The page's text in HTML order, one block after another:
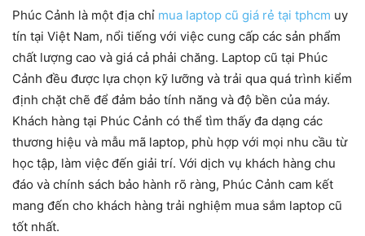
Phúc Cảnh là một địa chỉ mua laptop cũ giá rẻ tại tphcm uy
tín tại Việt Nam, nổi tiếng với việc cung cấp các sản phẩm
chất lượng cao và giá cả phải chăng. Laptop cũ tại Phúc
Cảnh đều được lựa chọn kỹ lưỡng và trải qua quá trình kiểm
định chặt chẽ để đảm bảo tính năng và độ bền của máy.
Khách hàng tại Phúc Cảnh có thể tìm thấy đa dạng các
thương hiệu và mẫu mã laptop, phù hợp với mọi nhu cầu từ
học tập, làm việc đến giải trí. Với dịch vụ khách hàng chu
đáo và chính sách bảo hành rõ ràng, Phúc Cảnh cam kết
mang đến cho khách hàng trải nghiệm mua sắm laptop cũ
tốt nhất.